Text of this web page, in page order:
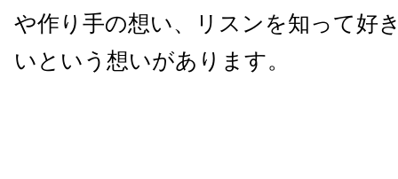
や作り手の想い、リスンを知って好
いという想いがあります。